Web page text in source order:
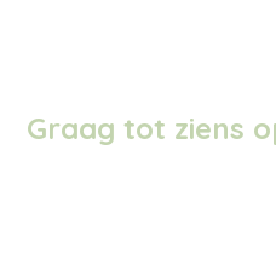
Graag tot ziens